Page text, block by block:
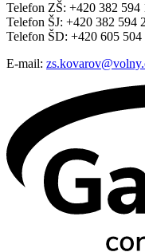
Telefon ZŠ: +420 382 594
Telefon ŠJ: +420 382 594
Telefon ŠD: +420 605 504
E-mail: